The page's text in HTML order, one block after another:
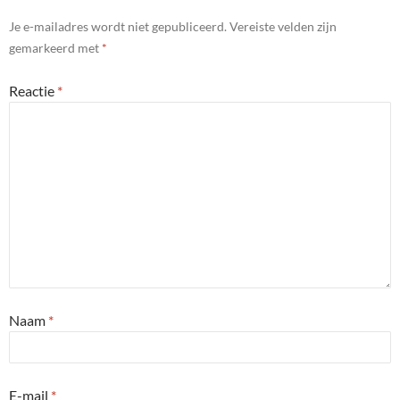
Je e-mailadres wordt niet gepubliceerd. Vereiste velden zijn
gemarkeerd met *
Reactie *
Naam *
E-mail *